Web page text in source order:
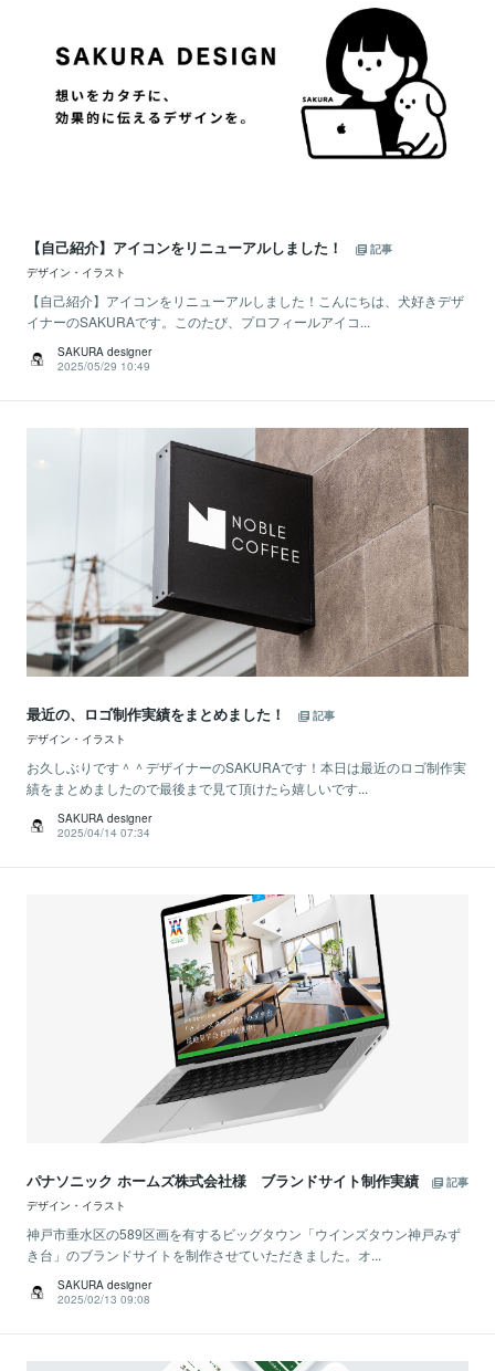
【自己紹介】アイコンをリニューアルしました！
記事
デザイン・イラスト
【自己紹介】アイコンをリニューアルしました！こんにちは、犬好きデザ
イナーのSAKURAです。このたび、プロフィールアイコ...
SAKURA designer
2025/05/29 10:49
最近の、ロゴ制作実績をまとめました！
記事
デザイン・イラスト
お久しぶりです＾＾デザイナーのSAKURAです！本日は最近のロゴ制作実
績をまとめましたので最後まで見て頂けたら嬉しいです...
SAKURA designer
2025/04/14 07:34
パナソニック ホームズ株式会社様 ブランドサイト制作実績
記事
デザイン・イラスト
神戸市垂水区の589区画を有するビッグタウン「ウインズタウン神戸みず
き台」のブランドサイトを制作させていただきました。オ...
SAKURA designer
2025/02/13 09:08